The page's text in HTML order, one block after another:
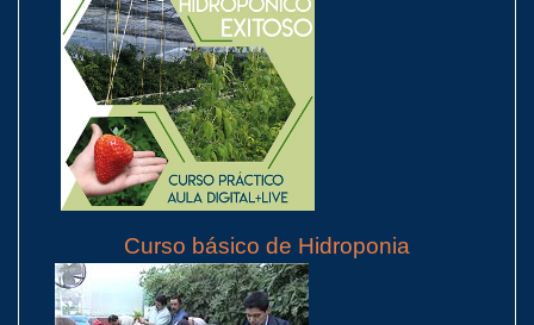
Curso básico de Hidroponia